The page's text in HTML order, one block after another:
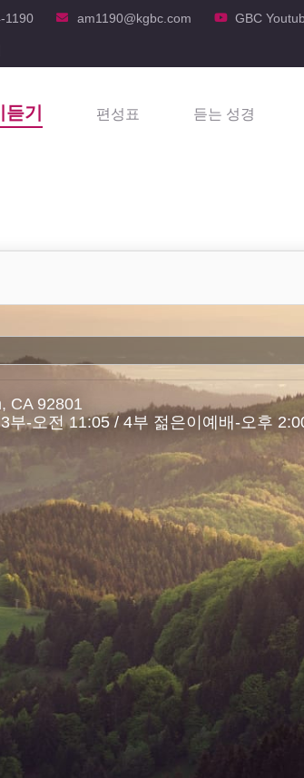
1190 am1190@kgbc.com GBC
듣기 편성표 듣는 성경
CA 92801
-오전 11:05 / 4부 젊은이예배-오후